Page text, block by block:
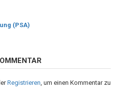
(PSA)
Registrieren, um einen Kommentar zu